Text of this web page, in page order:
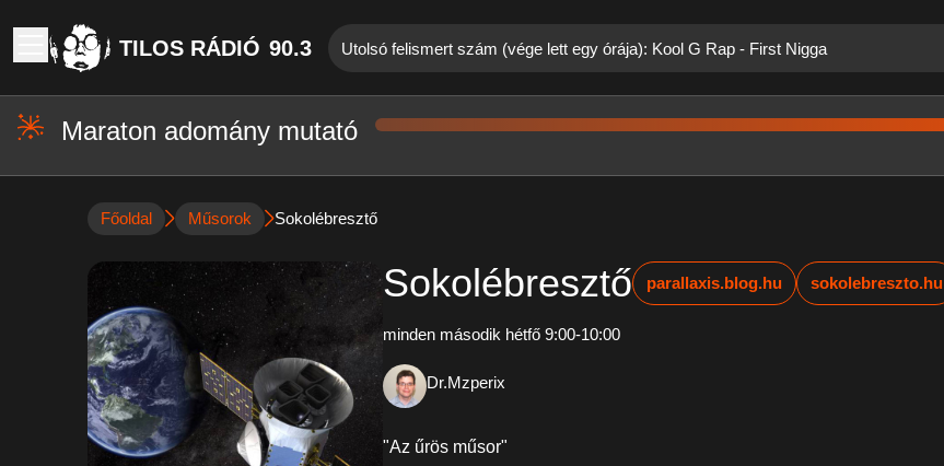
TILOS RÁDIÓ 90.3 Utolsó felismert szám (vége lett egy órája): Kool G Rap - First Nigga
Maraton adomány mutató
Főoldal Műsorok Sokolébresztő
Sokolébresztő parallaxis.blog.hu sokolebreszto.hu
minden második hétfő 9:00-10:00
Dr.Mzperix
"Az űrös műsor"